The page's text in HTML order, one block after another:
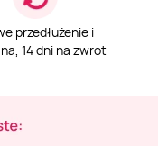
przedłużenie i
14 dni na zwrot